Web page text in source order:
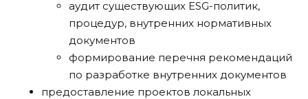
аудит существующих ESG-политик,
процедур, внутренних нормативных
документов
формирование перечня рекомендаций
по разработке внутренних документов
предоставление проектов локальных